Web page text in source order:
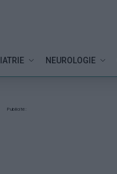
NEUROLOGIE
Publicité: